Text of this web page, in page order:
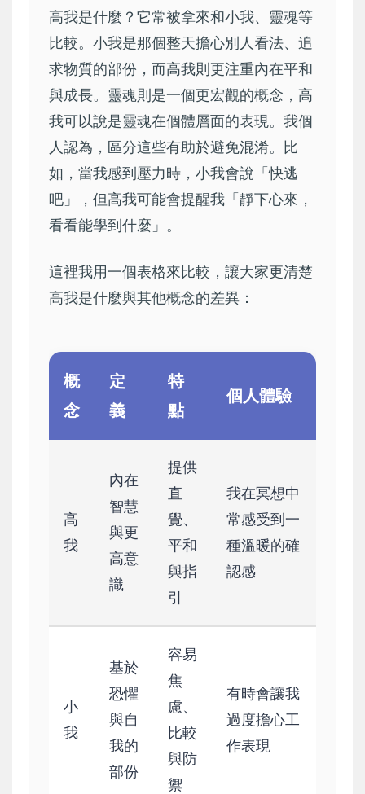
高我是什麼？它常被拿來和小我、靈魂等
比較。小我是那個整天擔心別人看法、追
求物質的部份，而高我則更注重內在平和
與成長。靈魂則是一個更宏觀的概念，高
我可以說是靈魂在個體層面的表現。我個
人認為，區分這些有助於避免混淆。比
如，當我感到壓力時，小我會說「快逃
吧」，但高我可能會提醒我「靜下心來，
看看能學到什麼」。
這裡我用一個表格來比較，讓大家更清楚
高我是什麼與其他概念的差異：
概
念
定
義
特
點
個人體驗
高
我
內在
智慧
與更
高意
識
提供
直
覺、
平和
與指
引
我在冥想中
常感受到一
種溫暖的確
認感
小
我
基於
恐懼
與自
我的
部份
容易
焦
慮、
比較
與防
禦
有時會讓我
過度擔心工
作表現